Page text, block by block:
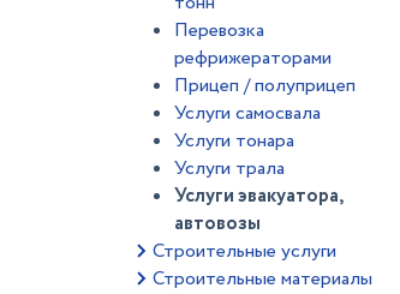
Перевозка
рефрижераторами
Прицеп / полуприцеп
Услуги самосвала
Услуги тонара
Услуги трала
Услуги эвакуатора,
автовозы
Строительные услуги
Строительные материалы